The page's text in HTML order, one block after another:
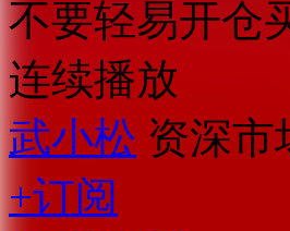
不要轻易开仓
连续播放
武小松 资深市
+订阅